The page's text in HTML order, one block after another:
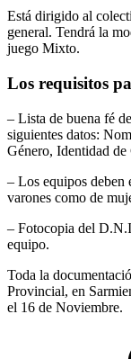
Está dirigido al
general. Tendrá la
juego Mixto.
Los requisitos
– Lista de buena fé
siguientes datos:
Género, Identidad
– Los equipos deben
varones como de
– Fotocopia del
equipo.
Toda la
Provincial, en
el 16 de Noviembre.